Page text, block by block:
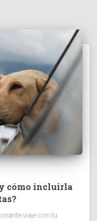
y cómo incluirla
viaje con tu